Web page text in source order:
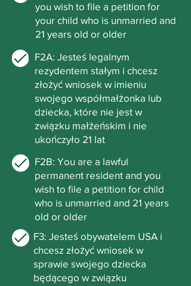
you wish to file a petition for
your child who is unmarried and
21 years old or older
F2A: Jesteś legalnym
rezydentem stałym i chcesz
złożyć wniosek w imieniu
swojego współmałżonka lub
dziecka, które nie jest w
związku małżeńskim i nie
ukończyło 21 lat
F2B: You are a lawful
permanent resident and you
wish to file a petition for child
who is unmarried and 21 years
old or older
F3: Jesteś obywatelem USA i
chcesz złożyć wniosek w
sprawie swojego dziecka
będącego w związku